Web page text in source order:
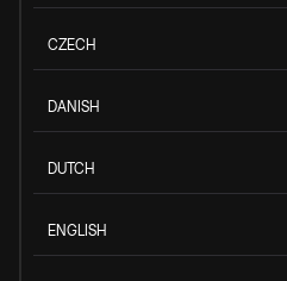
CZECH
DANISH
DUTCH
ENGLISH